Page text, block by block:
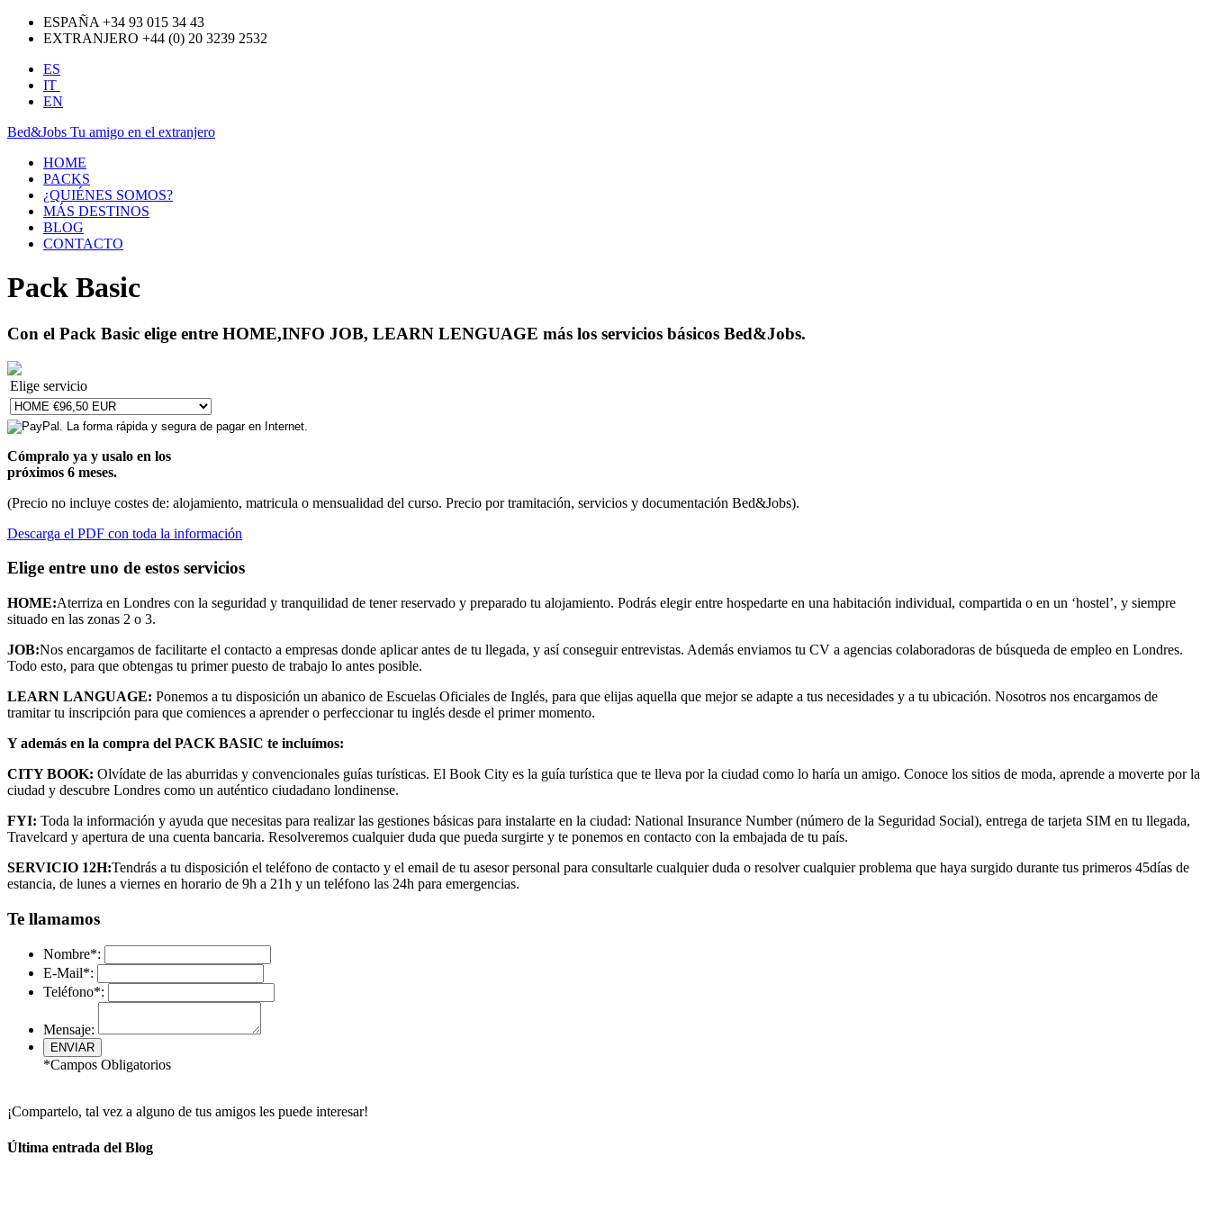
ESPAÑA +34 93 015 34 43
EXTRANJERO +44 (0) 20 3239 2532
ES
IT
EN
Bed&Jobs Tu amigo en el extranjero
HOME
PACKS
¿QUIÉNES SOMOS?
MÁS DESTINOS
BLOG
CONTACTO
Pack Basic
Con el Pack Basic elige entre HOME,INFO JOB, LEARN LENGUAGE más los servicios básicos Bed&Jobs.
Elige servicio
Cómpralo ya y usalo en los
próximos 6 meses.
(Precio no incluye costes de: alojamiento, matricula o mensualidad del curso. Precio por tramitación, servicios y documentación Bed&Jobs).
Descarga el PDF con toda la información
Elige entre uno de estos servicios
HOME:Aterriza en Londres con la seguridad y tranquilidad de tener reservado y preparado tu alojamiento. Podrás elegir entre hospedarte en una habitación individual, compartida o en un ‘hostel’, y siempre
situado en las zonas 2 o 3.
JOB:Nos encargamos de facilitarte el contacto a empresas donde aplicar antes de tu llegada, y así conseguir entrevistas. Además enviamos tu CV a agencias colaboradoras de búsqueda de empleo en Londres.
Todo esto, para que obtengas tu primer puesto de trabajo lo antes posible.
LEARN LANGUAGE: Ponemos a tu disposición un abanico de Escuelas Oficiales de Inglés, para que elijas aquella que mejor se adapte a tus necesidades y a tu ubicación. Nosotros nos encargamos de
tramitar tu inscripción para que comiences a aprender o perfeccionar tu inglés desde el primer momento.
Y además en la compra del PACK BASIC te incluímos:
CITY BOOK: Olvídate de las aburridas y convencionales guías turísticas. El Book City es la guía turística que te lleva por la ciudad como lo haría un amigo. Conoce los sitios de moda, aprende a moverte por la
ciudad y descubre Londres como un auténtico ciudadano londinense.
FYI: Toda la información y ayuda que necesitas para realizar las gestiones básicas para instalarte en la ciudad: National Insurance Number (número de la Seguridad Social), entrega de tarjeta SIM en tu llegada,
Travelcard y apertura de una cuenta bancaria. Resolveremos cualquier duda que pueda surgirte y te ponemos en contacto con la embajada de tu país.
SERVICIO 12H:Tendrás a tu disposición el teléfono de contacto y el email de tu asesor personal para consultarle cualquier duda o resolver cualquier problema que haya surgido durante tus primeros 45días de
estancia, de lunes a viernes en horario de 9h a 21h y un teléfono las 24h para emergencias.
Te llamamos
Nombre*:
E-Mail*:
Teléfono*:
Mensaje:
*Campos Obligatorios
¡Compartelo, tal vez a alguno de tus amigos les puede interesar!
Última entrada del Blog